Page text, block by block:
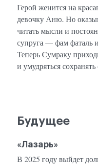
Герой женится на
девочку Аню. Но
читать мысли и
супруга — фам фаталь
Теперь Сумраку
и умудряться сохранять
Будущее
«Лазарь»
В 2025 году выйдет